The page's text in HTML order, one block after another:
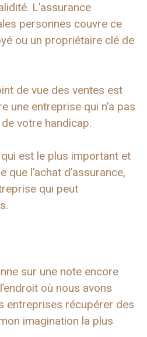
L’assurance
personnes couvre ce
ou un propriétaire clé de
de vue des ventes est
une entreprise qui n’a pas
votre handicap.
est le plus important et
l’achat d’assurance,
qui peut
sur une note encore
où nous avons
entreprises récupérer des
imagination la plus